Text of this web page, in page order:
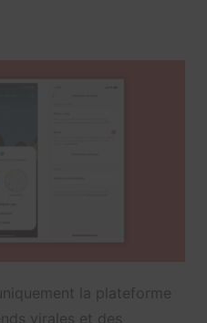
la plateforme
virales et des